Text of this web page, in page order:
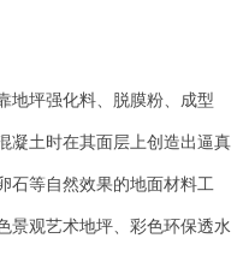
地坪强化料、脱膜粉、成型
凝土时在其面层上创造出逼真
石等自然效果的地面材料工
景观艺术地坪、彩色环保透水